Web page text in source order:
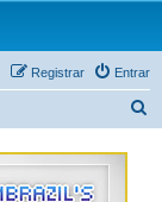
Entrar
Registrar